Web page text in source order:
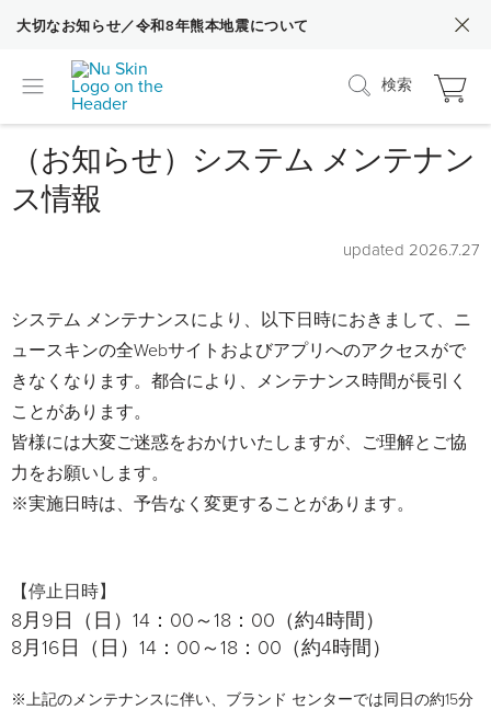
大切なお知らせ／令和8年熊本地震について
検索
（お知らせ）システム メンテナン
ス情報
updated 2026.7.27
システム メンテナンスにより、以下日時におきまして、ニ
ュースキンの全Webサイトおよびアプリへのアクセスがで
きなくなります。都合により、メンテナンス時間が長引く
ことがあります。
皆様には大変ご迷惑をおかけいたしますが、ご理解とご協
力をお願いします。
※実施日時は、予告なく変更することがあります。
【停止日時】
8月9日（日）14：00～18：00（約4時間）
8月16日（日）14：00～18：00（約4時間）
※上記のメンテナンスに伴い、ブランド センターでは同日の約15分